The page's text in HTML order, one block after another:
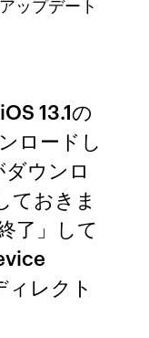
13.1の
ロードし
ウンロ
ておきま
了」して
レクト